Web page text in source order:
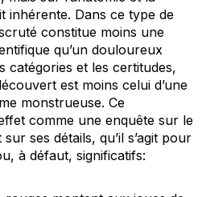
inhérente. Dans ce type de
constitue moins une
qu’un douloureux
catégories et les certitudes,
est moins celui d’une
monstrueuse. Ce
comme une enquête sur le
ses détails, qu’il s’agit pour
à défaut, significatifs: